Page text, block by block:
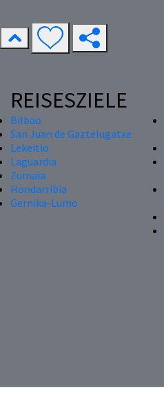
REISESZIELE
Bilbao
San Juan de Gaztelugatxe
Lekeitio
Laguardia
Zumaia
Hondarribia
Gernika-Lumo